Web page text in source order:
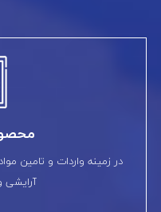
در زمینه واردات و تامین